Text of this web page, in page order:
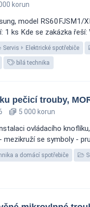
korun
model
ks Kde se zakázka
Servis Elektrické spotřebiče
bílá technika
pečicí trouby,
5 000 korun
ovládacího
se symboly -
a domácí spotřebiče